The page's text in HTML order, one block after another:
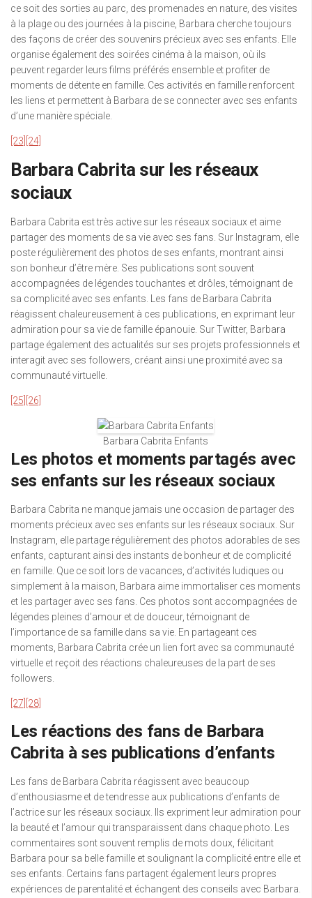
ce soit des sorties au parc, des promenades en nature, des visites
à la plage ou des journées à la piscine, Barbara cherche toujours
des façons de créer des souvenirs précieux avec ses enfants. Elle
organise également des soirées cinéma à la maison, où ils
peuvent regarder leurs films préférés ensemble et profiter de
moments de détente en famille. Ces activités en famille renforcent
les liens et permettent à Barbara de se connecter avec ses enfants
d’une manière spéciale.
[23] [24]
Barbara Cabrita sur les réseaux
sociaux
Barbara Cabrita est très active sur les réseaux sociaux et aime
partager des moments de sa vie avec ses fans. Sur Instagram, elle
poste régulièrement des photos de ses enfants, montrant ainsi
son bonheur d’être mère. Ses publications sont souvent
accompagnées de légendes touchantes et drôles, témoignant de
sa complicité avec ses enfants. Les fans de Barbara Cabrita
réagissent chaleureusement à ces publications, en exprimant leur
admiration pour sa vie de famille épanouie. Sur Twitter, Barbara
partage également des actualités sur ses projets professionnels et
interagit avec ses followers, créant ainsi une proximité avec sa
communauté virtuelle.
[25] [26]
Barbara Cabrita Enfants
Les photos et moments partagés avec
ses enfants sur les réseaux sociaux
Barbara Cabrita ne manque jamais une occasion de partager des
moments précieux avec ses enfants sur les réseaux sociaux. Sur
Instagram, elle partage régulièrement des photos adorables de ses
enfants, capturant ainsi des instants de bonheur et de complicité
en famille. Que ce soit lors de vacances, d’activités ludiques ou
simplement à la maison, Barbara aime immortaliser ces moments
et les partager avec ses fans. Ces photos sont accompagnées de
légendes pleines d’amour et de douceur, témoignant de
l’importance de sa famille dans sa vie. En partageant ces
moments, Barbara Cabrita crée un lien fort avec sa communauté
virtuelle et reçoit des réactions chaleureuses de la part de ses
followers.
[27] [28]
Les réactions des fans de Barbara
Cabrita à ses publications d’enfants
Les fans de Barbara Cabrita réagissent avec beaucoup
d’enthousiasme et de tendresse aux publications d’enfants de
l’actrice sur les réseaux sociaux. Ils expriment leur admiration pour
la beauté et l’amour qui transparaissent dans chaque photo. Les
commentaires sont souvent remplis de mots doux, félicitant
Barbara pour sa belle famille et soulignant la complicité entre elle et
ses enfants. Certains fans partagent également leurs propres
expériences de parentalité et échangent des conseils avec Barbara.